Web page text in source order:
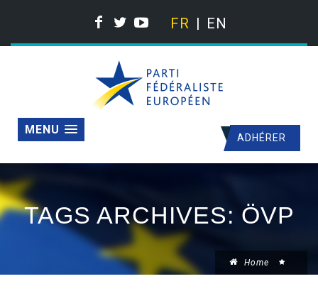
FR EN
ADHÉRER
MENU
TAGS ARCHIVES: ÖVP
Home